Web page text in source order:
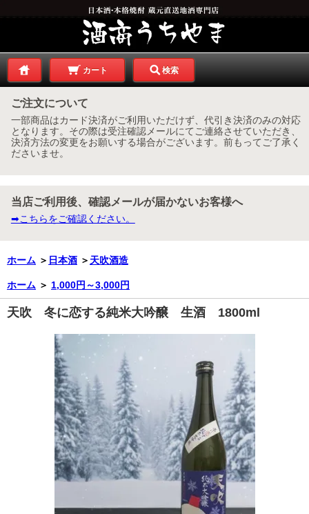
カート 検索
ご注文について
一部商品はカード決済がご利用いただけず、代引き決済のみの対応
となります。その際は受注確認メールにてご連絡させていただき、
決済方法の変更をお願いする場合がございます。前もってご了承く
ださいませ。
当店ご利用後、確認メールが届かないお客様へ
➡こちらをご確認ください。
ホーム ＞ 日本酒 ＞ 天吹酒造
ホーム ＞ 1,000円～3,000円
天吹 冬に恋する純米大吟醸 生酒 1800ml